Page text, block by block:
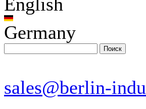
Germany
sales@berlin-